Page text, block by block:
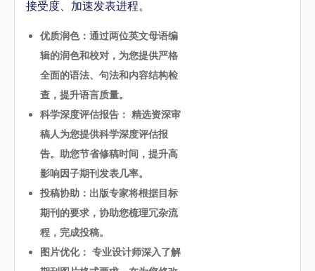
接受度、加速发表进程。
优质润色：通过两位英文母语编
辑的润色和校对，为您提供严格
全面的语法、句法和内容结构检
查，提升语言质量。
科学深度评估报告： 精选资深审
稿人为您提供科学深度评估报
告。助您节省修稿时间，提升高
影响因子期刊发表几率。
投稿协助：出版专家将根据目标
期刊的要求，协助您梳理冗杂流
程，完成投稿。
图片优化： 专业设计师深入了解